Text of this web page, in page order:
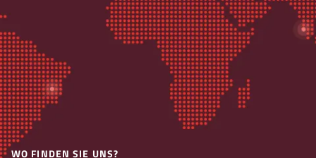
WO FINDEN SIE UNS?